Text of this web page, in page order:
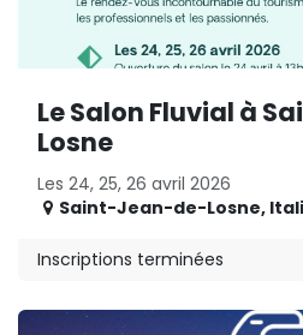
Le Salon Fluvial à
Losne
Les 24, 25, 26 avril 2026
Saint-Jean-de-Losne,
Inscriptions terminées